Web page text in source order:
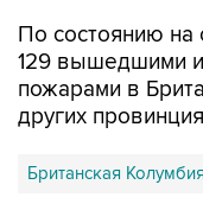
По состоянию на
129 вышедшими
пожарами в
других
Британская Колумбия